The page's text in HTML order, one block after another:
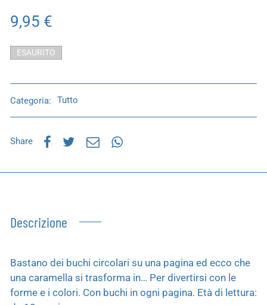
9,95 €
ESAURITO
Categoria: Tutto
Share
Descrizione
Bastano dei buchi circolari su una pagina ed ecco che
una caramella si trasforma in… Per divertirsi con le
forme e i colori. Con buchi in ogni pagina. Età di lettura: